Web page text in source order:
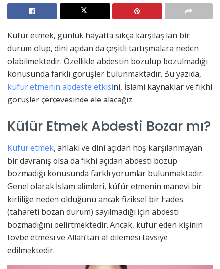
Küfür etmek, günlük hayatta sıkça karşılaşılan bir
durum olup, dini açıdan da çeşitli tartışmalara neden
olabilmektedir. Özellikle abdestin bozulup bozulmadığı
konusunda farklı görüşler bulunmaktadır. Bu yazıda,
küfür etmenin abdeste etkisini, İslami kaynaklar ve fıkhi
görüşler çerçevesinde ele alacağız.
Küfür Etmek Abdesti Bozar mı?
Küfür etmek, ahlaki ve dini açıdan hoş karşılanmayan
bir davranış olsa da fıkhi açıdan abdesti bozup
bozmadığı konusunda farklı yorumlar bulunmaktadır.
Genel olarak İslam alimleri, küfür etmenin manevi bir
kirliliğe neden olduğunu ancak fiziksel bir hades
(tahareti bozan durum) sayılmadığı için abdesti
bozmadığını belirtmektedir. Ancak, küfür eden kişinin
tövbe etmesi ve Allah’tan af dilemesi tavsiye
edilmektedir.